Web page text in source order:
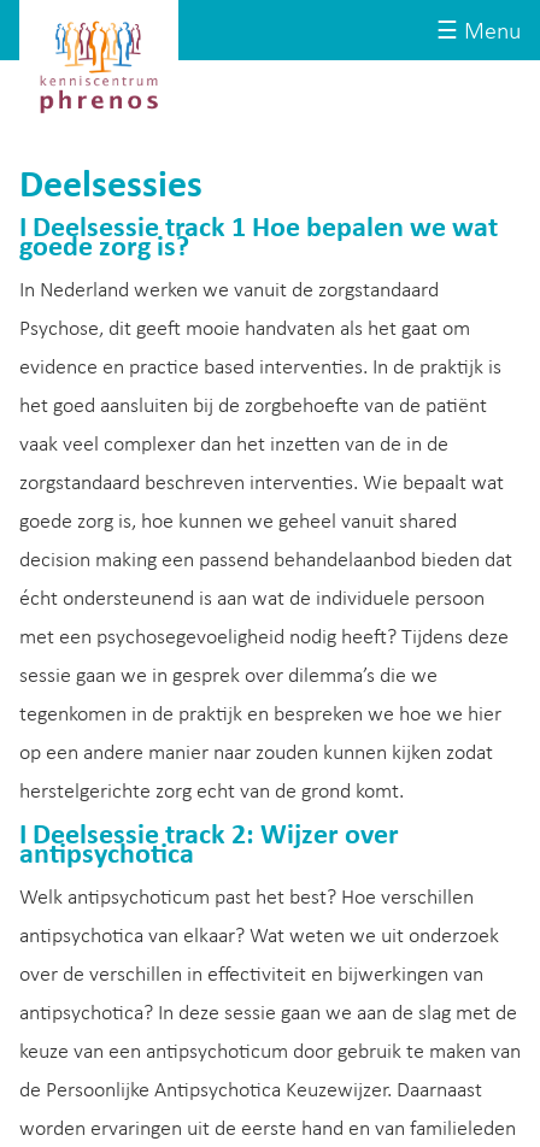
☰ Menu
Kenniscentrum
Phrenos
website
Deelsessies
I Deelsessie track 1 Hoe bepalen we wat
goede zorg is?
In Nederland werken we vanuit de zorgstandaard
Psychose, dit geeft mooie handvaten als het gaat om
evidence en practice based interventies. In de praktijk is
het goed aansluiten bij de zorgbehoefte van de patiënt
vaak veel complexer dan het inzetten van de in de
zorgstandaard beschreven interventies. Wie bepaalt wat
goede zorg is, hoe kunnen we geheel vanuit shared
decision making een passend behandelaanbod bieden dat
écht ondersteunend is aan wat de individuele persoon
met een psychosegevoeligheid nodig heeft? Tijdens deze
sessie gaan we in gesprek over dilemma’s die we
tegenkomen in de praktijk en bespreken we hoe we hier
op een andere manier naar zouden kunnen kijken zodat
herstelgerichte zorg echt van de grond komt.
I Deelsessie track 2: Wijzer over
antipsychotica
Welk antipsychoticum past het best? Hoe verschillen
antipsychotica van elkaar? Wat weten we uit onderzoek
over de verschillen in effectiviteit en bijwerkingen van
antipsychotica? In deze sessie gaan we aan de slag met de
keuze van een antipsychoticum door gebruik te maken van
de Persoonlijke Antipsychotica Keuzewijzer. Daarnaast
worden ervaringen uit de eerste hand en van familieleden